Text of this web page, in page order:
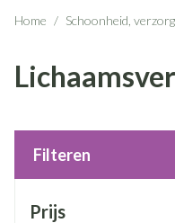
Home / Schoonheid,
Filteren
Prijs